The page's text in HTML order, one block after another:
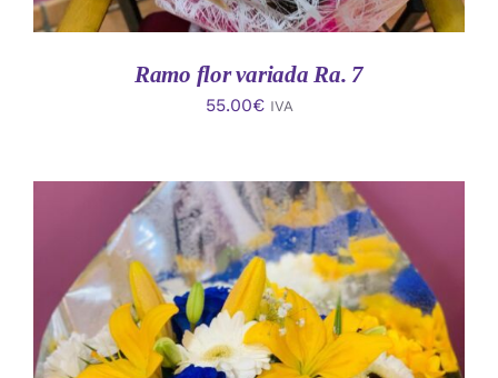
Ramo flor variada Ra. 7
55.00€ IVA